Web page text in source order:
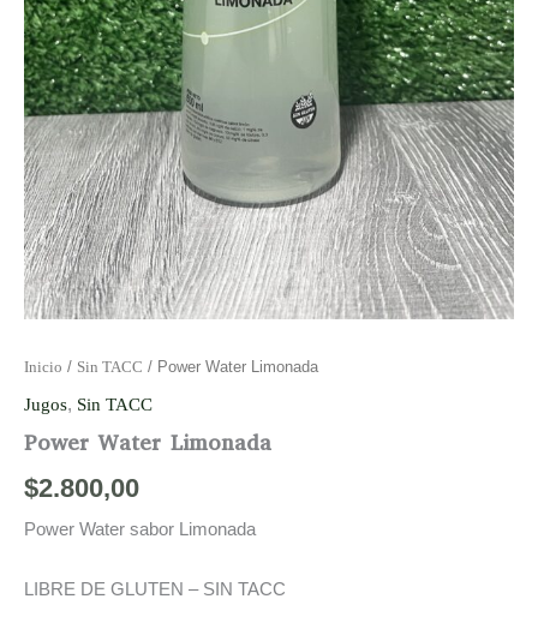
Inicio / Sin TACC / Power Water Limonada
Jugos, Sin TACC
Power Water Limonada
$2.800,00
Power Water sabor Limonada
LIBRE DE GLUTEN – SIN TACC